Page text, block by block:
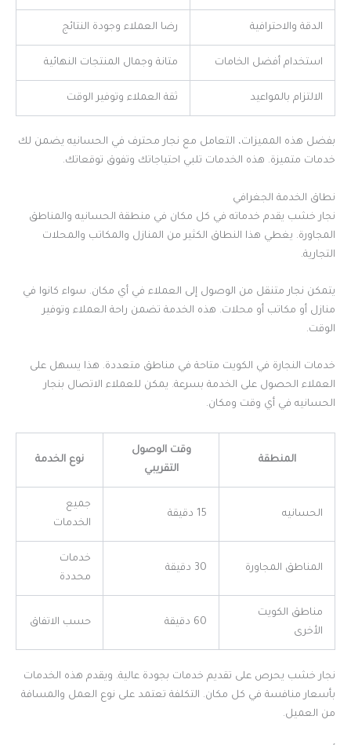
الدقة والاحترافية رضا العملاء وجودة النتائج
استخدام أفضل الخامات متانة وجمال المنتجات النهائية
الالتزام بالمواعيد ثقة العملاء وتوفير الوقت
بفضل هذه المميزات، التعامل مع نجار محترف في الحسانيه يضمن لك
خدمات متميزة. هذه الخدمات تلبي احتياجاتك وتفوق توقعاتك.
نطاق الخدمة الجغرافي
نجار خشب يقدم خدماته في كل مكان في منطقة الحسانيه والمناطق
المجاورة. يغطي هذا النطاق الكثير من المنازل والمكاتب والمحلات
التجارية.
يتمكن نجار متنقل من الوصول إلى العملاء في أي مكان. سواء كانوا في
منازل أو مكاتب أو محلات. هذه الخدمة تضمن راحة العملاء وتوفير
الوقت.
خدمات النجارة في الكويت متاحة في مناطق متعددة. هذا يسهل على
العملاء الحصول على الخدمة بسرعة. يمكن للعملاء الاتصال بنجار
الحسانيه في أي وقت ومكان.
المنطقة
وقت الوصول
التقريبي
نوع الخدمة
الحسانيه 15 دقيقة
جميع
الخدمات
المناطق المجاورة 30 دقيقة
خدمات
محددة
مناطق الكويت
الأخرى
60 دقيقة حسب الاتفاق
نجار خشب يحرص على تقديم خدمات بجودة عالية. ويقدم هذه الخدمات
بأسعار منافسة في كل مكان. التكلفة تعتمد على نوع العمل والمسافة
من العميل.